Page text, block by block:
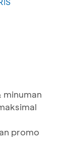
minuman
promo